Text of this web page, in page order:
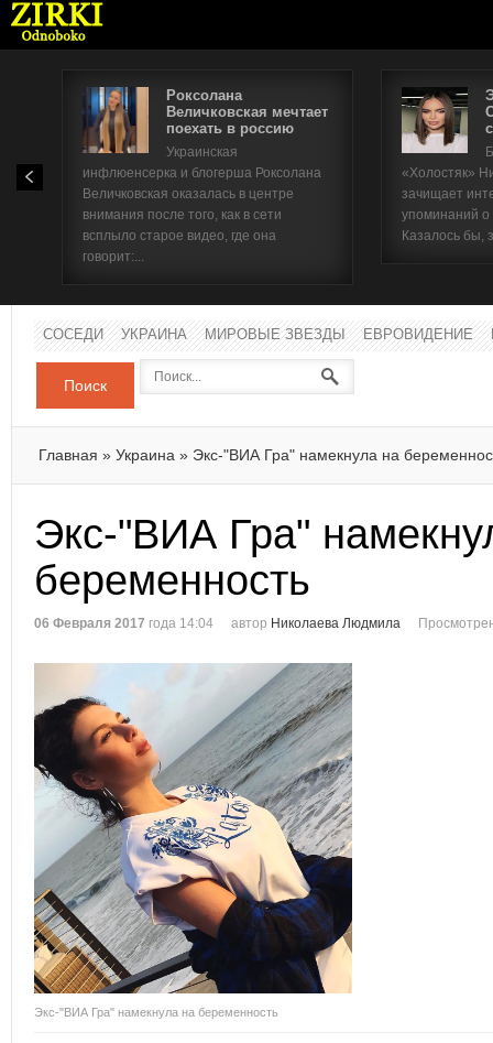
Роксолана
Величковская мечтает
поехать в россию
Украинская
инфлюенсерка и блогерша Роксолана
Величковская оказалась в центре
внимания после того, как в сети
всплыло старое видео, где она
говорит:...
«Холостяк»
зачищает
упоминаний
Казалось бы,
СОСЕДИ УКРАИНА МИРОВЫЕ ЗВЕЗДЫ ЕВРОВИДЕНИЕ
Поиск
Главная » Украина » Экс-"ВИА Гра" намекнула на
Экс-"ВИА Гра"
беременность
06 Февраля 2017 года 14:04 автор Николаева Людмила
Экс-"ВИА Гра" намекнула на беременность
Имя